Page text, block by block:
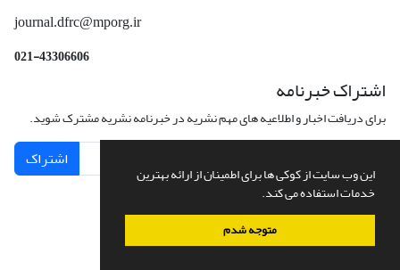
این وب سایت از کوکی ها برای اطمینان از ارائه بهترین
خدمات استفاده می کند.
متوجه شدم
journal.dfrc@mporg.ir
021-43306606
اشتراک خبرنامه
برای دریافت اخبار و اطلاعیه های مهم نشریه در خبرنامه نشریه مشترک شوید.
اشتراک
سامانه مدیریت نشریات علمی.طراحی و پیاده سازی ازسیناوب